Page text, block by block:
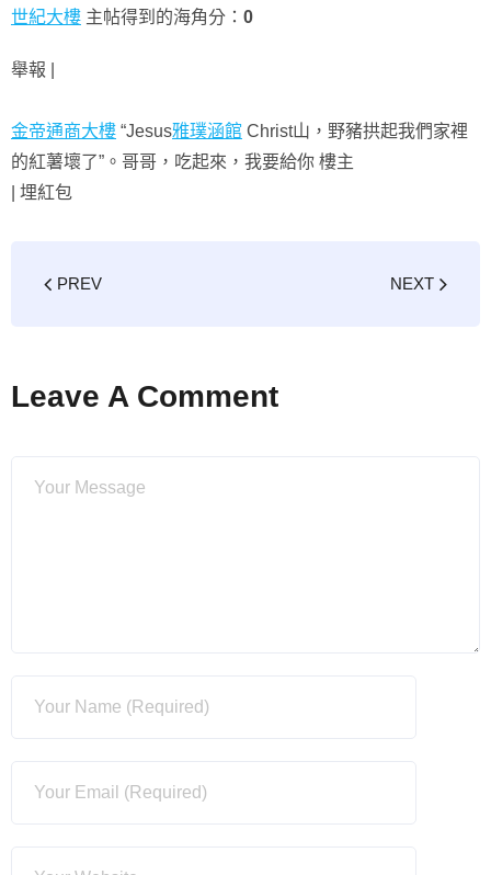
世紀大樓 主帖得到的海角分： 0
舉報 |
金帝通商大樓 “Jesus雅璞涵館 Christ山，野豬拱起我們家裡
的紅薯壞了”。哥哥，吃起來，我要給你 樓主
埋紅包
PREV NEXT
Leave A Comment